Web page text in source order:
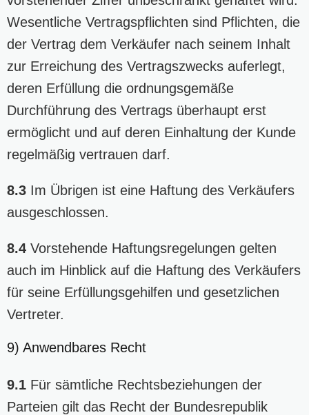
Wesentliche Vertragspflichten sind Pflichten, die
der Vertrag dem Verkäufer nach seinem Inhalt
zur Erreichung des Vertragszwecks auferlegt,
deren Erfüllung die ordnungsgemäße
Durchführung des Vertrags überhaupt erst
ermöglicht und auf deren Einhaltung der Kunde
regelmäßig vertrauen darf.
8.3 Im Übrigen ist eine Haftung des Verkäufers
ausgeschlossen.
8.4 Vorstehende Haftungsregelungen gelten
auch im Hinblick auf die Haftung des Verkäufers
für seine Erfüllungsgehilfen und gesetzlichen
Vertreter.
9) Anwendbares Recht
9.1 Für sämtliche Rechtsbeziehungen der
Parteien gilt das Recht der Bundesrepublik